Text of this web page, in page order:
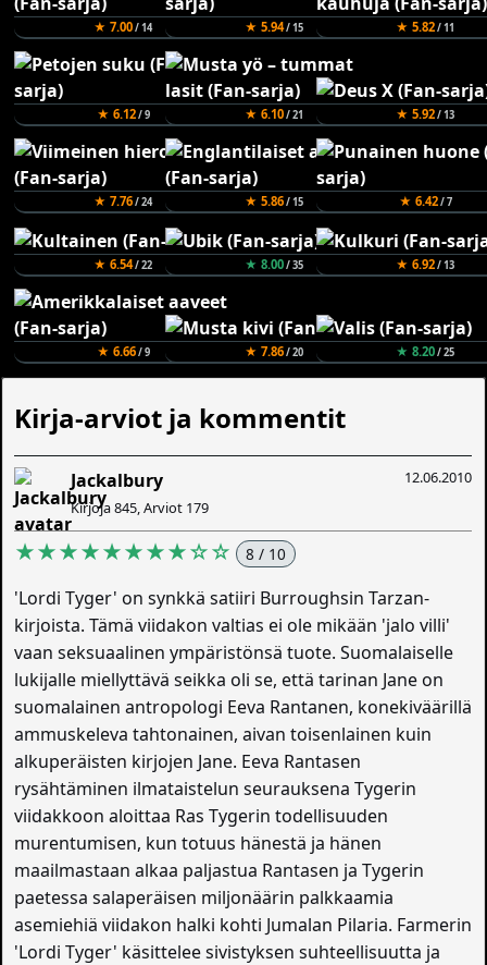
★ 7.00/ 14 ★ 5.94/ 15 ★ 5.82/ 11
★ 6.12/ 9 ★ 6.10/ 21 ★ 5.92/ 13
★ 7.76/ 24 ★ 5.86/ 15 ★ 6.42/ 7
★ 6.54/ 22 ★ 8.00/ 35 ★ 6.92/ 13
★ 6.66/ 9 ★ 7.86/ 20 ★ 8.20/ 25
Kirja-arviot ja kommentit
12.06.2010
Jackalbury
Kirjoja 845, Arviot 179
★★★★★★★★☆☆ 8 / 10
'Lordi Tyger' on synkkä satiiri Burroughsin Tarzan-
kirjoista. Tämä viidakon valtias ei ole mikään 'jalo villi'
vaan seksuaalinen ympäristönsä tuote. Suomalaiselle
lukijalle miellyttävä seikka oli se, että tarinan Jane on
suomalainen antropologi Eeva Rantanen, konekiväärillä
ammuskeleva tahtonainen, aivan toisenlainen kuin
alkuperäisten kirjojen Jane. Eeva Rantasen
rysähtäminen ilmataistelun seurauksena Tygerin
viidakkoon aloittaa Ras Tygerin todellisuuden
murentumisen, kun totuus hänestä ja hänen
maailmastaan alkaa paljastua Rantasen ja Tygerin
paetessa salaperäisen miljonäärin palkkaamia
asemiehiä viidakon halki kohti Jumalan Pilaria. Farmerin
'Lordi Tyger' käsittelee sivistyksen suhteellisuutta ja